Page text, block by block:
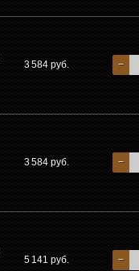
3 584 руб. −
3 584 руб. −
5 141 руб. −